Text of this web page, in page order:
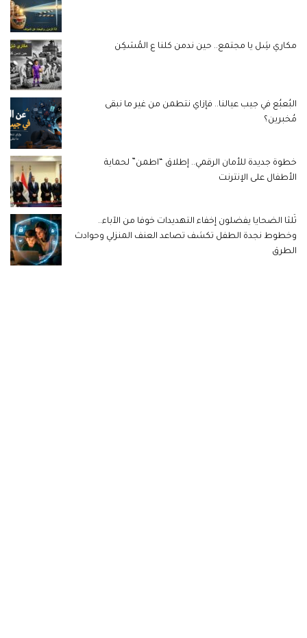
مكاري شِل يا مجتمع.. حين ندمن كلنا ع المُسَكِن
البُعبُع في جيب عيالنا.. فإزاي نتطمن من غير ما نبقى
مُخبرين؟
خطوة جديدة للأمان الرقمي.. إطلاق “اطمن” لحماية
الأطفال على الإنترنت
ثُلثا الضحايا يفضلون إخفاء التهديدات خوفا من الآباء..
وخطوط نجدة الطفل تكشف تصاعد العنف المنزلي وحوادث
الطرق